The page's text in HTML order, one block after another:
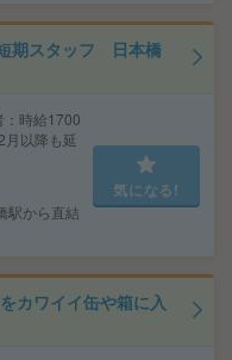
期スタッフ 日本橋
時給1700
以降も延
駅から直結
気になる!
カワイイ缶や箱に入